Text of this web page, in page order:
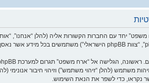
נקראו, כדי לשפר את הנאת השימוש.